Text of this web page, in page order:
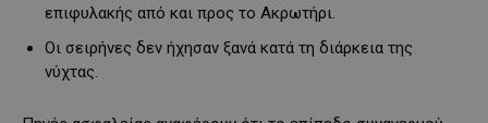
επιφυλακής από και προς το Ακρωτήρι.
Οι σειρήνες δεν ήχησαν ξανά κατά τη διάρκεια της
νύχτας.